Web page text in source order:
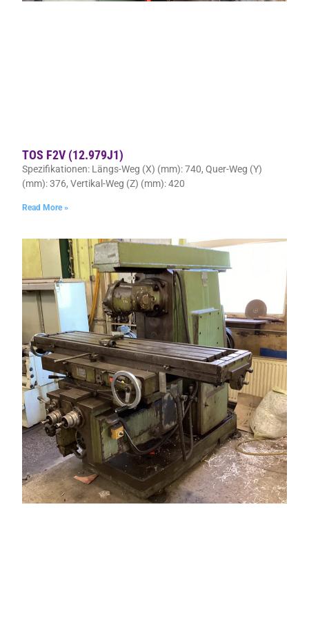
TOS F2V (12.979J1)
Spezifikationen: Längs-Weg (X) (mm): 740, Quer-Weg (Y)
(mm): 376, Vertikal-Weg (Z) (mm): 420
Read More »